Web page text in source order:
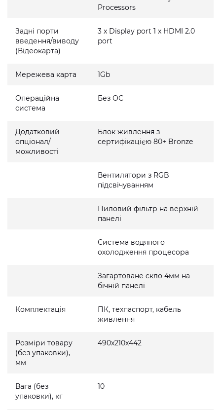
Processors
Задні порти
введення/виводу
(Відеокарта)
3 x Display port 1 x HDMI 2.0
port
Мережева карта 1Gb
Операційна
система
Без ОС
Додатковий
опціонал/
можливості
Блок живлення з
сертифікацією 80+ Bronze
Вентилятори з RGB
підсвічуванням
Пиловий фільтр на верхній
панелі
Система водяного
охолодження процесора
Загартоване скло 4мм на
бічній панелі
Комплектація
ПК, техпаспорт, кабель
живлення
Розміри товару
(без упаковки),
мм
490x210x442
Вага (без
упаковки), кг
10